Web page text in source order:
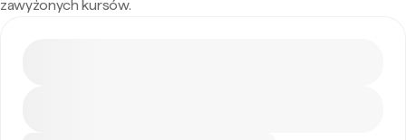
zawyżonych kursów.